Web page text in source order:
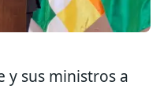
y sus ministros a